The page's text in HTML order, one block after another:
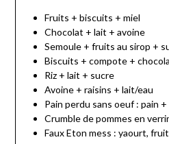
Fruits + biscuits + miel
Chocolat + lait + avoine
Semoule + fruits au sirop +
Biscuits + compote +
Riz + lait + sucre
Avoine + raisins + lait/eau
Pain perdu sans oeuf : pain
Crumble de pommes en
Faux Eton mess : yaourt,